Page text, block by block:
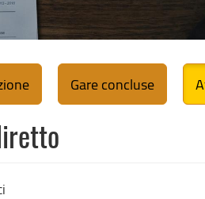
Gare concluse